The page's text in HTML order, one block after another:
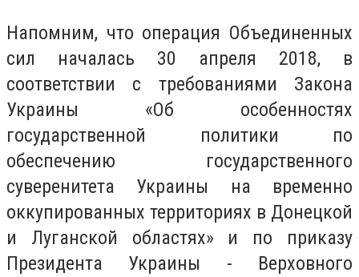
Напомним, что операция Объединенных
сил началась 30 апреля 2018, в
соответствии с требованиями Закона
Украины «Об особенностях
государственной политики по
обеспечению государственного
суверенитета Украины на временно
оккупированных территориях в Донецкой
и Луганской областях» и по приказу
Президента Украины - Верховного